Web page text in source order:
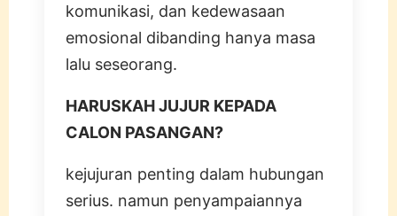
komunikasi, dan kedewasaan
emosional dibanding hanya masa
lalu seseorang.
HARUSKAH JUJUR KEPADA
CALON PASANGAN?
kejujuran penting dalam hubungan
serius. namun penyampaiannya